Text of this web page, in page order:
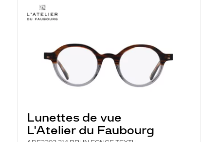
Lunettes de vue
L'Atelier du Faubourg